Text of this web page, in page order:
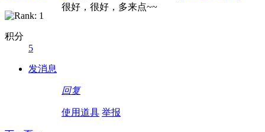
积分
5
发消息
很好，很好，多来点~~
回复
使用道具 举报